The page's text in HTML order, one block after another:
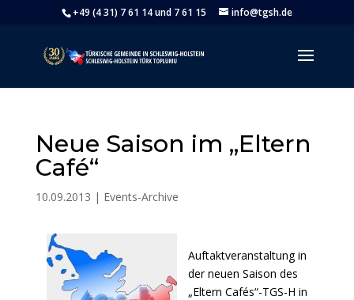
+49 (4 31) 7 61 14 und 7 61 15 info@tgsh.de
Neue Saison im „Eltern
Café“
10.09.2013 | Events-Archive
Auftaktveranstaltung in
der neuen Saison des
„Eltern Cafés“-TGS-H in